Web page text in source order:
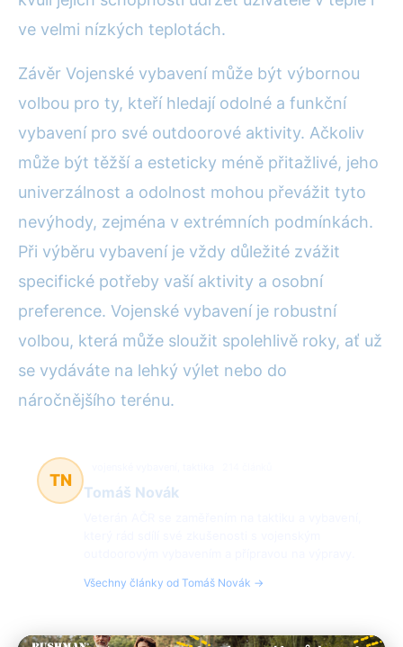
ve velmi nízkých teplotách.
Závěr Vojenské vybavení může být výbornou
volbou pro ty, kteří hledají odolné a funkční
vybavení pro své outdoorové aktivity. Ačkoliv
může být těžší a esteticky méně přitažlivé, jeho
univerzálnost a odolnost mohou převážit tyto
nevýhody, zejména v extrémních podmínkách.
Při výběru vybavení je vždy důležité zvážit
specifické potřeby vaší aktivity a osobní
preference. Vojenské vybavení je robustní
volbou, která může sloužit spolehlivě roky, ať už
se vydáváte na lehký výlet nebo do
náročnějšího terénu.
TN
Tomáš Novák
Všechny články od Tomáš Novák →